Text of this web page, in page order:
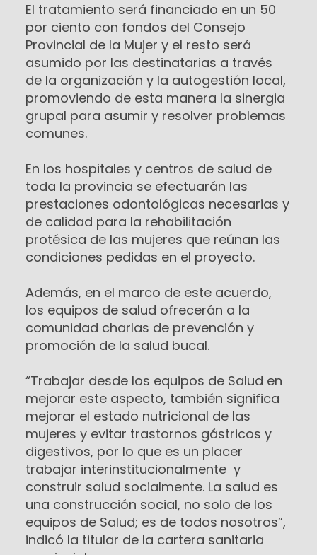
El tratamiento será financiado en un 50
por ciento con fondos del Consejo
Provincial de la Mujer y el resto será
asumido por las destinatarias a través
de la organización y la autogestión local,
promoviendo de esta manera la sinergia
grupal para asumir y resolver problemas
comunes.
En los hospitales y centros de salud de
toda la provincia se efectuarán las
prestaciones odontológicas necesarias y
de calidad para la rehabilitación
protésica de las mujeres que reúnan las
condiciones pedidas en el proyecto.
Además, en el marco de este acuerdo,
los equipos de salud ofrecerán a la
comunidad charlas de prevención y
promoción de la salud bucal.
“Trabajar desde los equipos de Salud en
mejorar este aspecto, también significa
mejorar el estado nutricional de las
mujeres y evitar trastornos gástricos y
digestivos, por lo que es un placer
trabajar interinstitucionalmente y
construir salud socialmente. La salud es
una construcción social, no solo de los
equipos de Salud; es de todos nosotros”,
indicó la titular de la cartera sanitaria